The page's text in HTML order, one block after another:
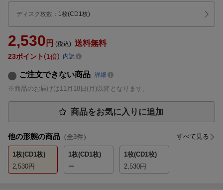
ディスク枚数 ： 1枚(CD1枚)
2,530 円 (税込) 送料無料
23ポイント 1倍 内訳
ご注文できない商品 詳細
※商品のお届けは11月18日(月)以降となります。
商品をお気に入りに追加
他の形態の商品 （全3件） すべて見る
1枚(CD1枚)
2,530円
1枚(CD1枚)
ー
1枚(CD1枚)
2,530円